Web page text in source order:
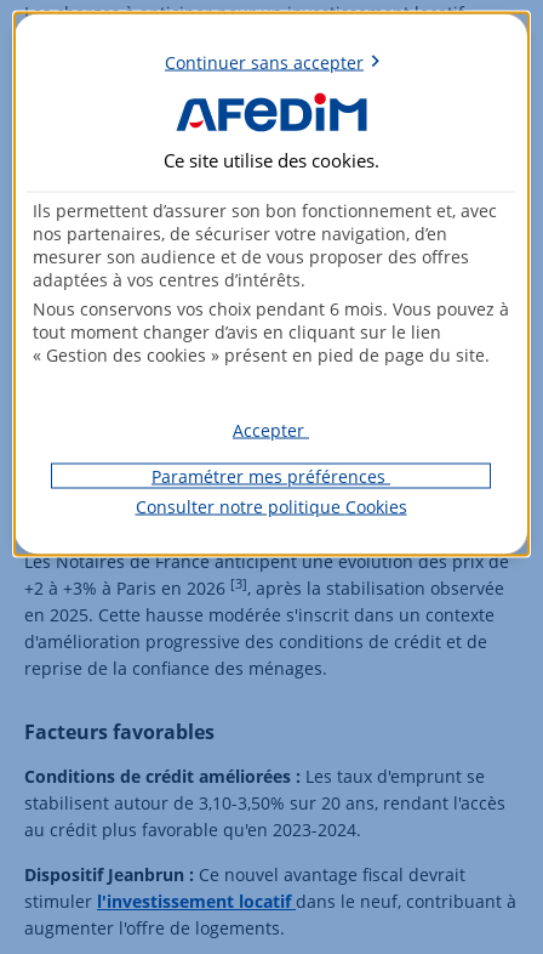
Les charges à anticiper pour un investissement locatif
Taxe foncière : En augmentation régulière à Paris
Assurance PNO : 200 à 500 € par an
Frais de
gestion locative
: variable en fonction des
acteurs si vous la déléguer
Provisions pour travaux : À prévoir annuellement
Le rendement net après charges se situe généralement
entre 2% et 3,5% pour un investissement locatif à Paris,
compensé par la valorisation patrimoniale à long terme et
Les perspectives du marché francilien
Prévisions de prix
Les Notaires de France anticipent une évolution des prix de
+2 à +3% à Paris en 2026 [3], après la stabilisation observée
en 2025. Cette hausse modérée s'inscrit dans un contexte
d'amélioration progressive des conditions de crédit et de
reprise de la confiance des ménages.
Facteurs favorables
Conditions de crédit améliorées : Les taux d'emprunt se
stabilisent autour de 3,10-3,50% sur 20 ans, rendant l'accès
au crédit plus favorable qu'en 2023-2024.
Dispositif Jeanbrun : Ce nouvel avantage fiscal devrait
stimuler l'investissement locatif dans le neuf, contribuant à
augmenter l'offre de logements.
Continuer sans accepter
Ce site utilise des cookies.
Ils permettent d’assurer son bon fonctionnement et, avec
nos partenaires, de sécuriser votre navigation, d’en
mesurer son audience et de vous proposer des offres
adaptées à vos centres d’intérêts.
Nous conservons vos choix pendant 6 mois. Vous pouvez à
tout moment changer d’avis en cliquant sur le lien
« Gestion des cookies » présent en pied de page du site.
Accepter
Paramétrer mes préférences
Consulter notre politique Cookies